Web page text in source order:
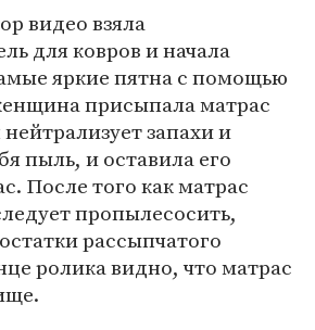
видео взяла
для ковров и начала
яркие пятна с помощью
присыпала матрас
запахи и
пыль, и оставила его
После того как матрас
пропылесосить,
рассыпчатого
ролика видно, что матрас